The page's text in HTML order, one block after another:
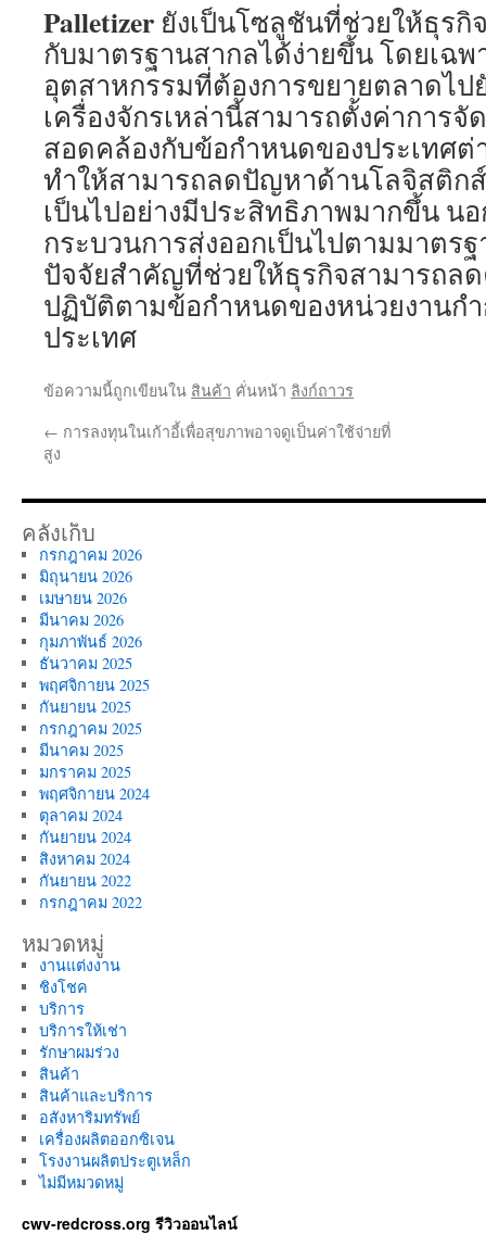
Palletizer ยังเป็นโซลูชันที่ช่วยให้ธุรกิ
กับมาตรฐานสากลได้ง่ายขึ้น โดยเฉ
อุตสาหกรรมที่ต้องการขยายตลาดไป
เครื่องจักรเหล่านี้สามารถตั้งค่าการจั
สอดคล้องกับข้อกำหนดของประเทศต่
ทำให้สามารถลดปัญหาด้านโลจิสติก
เป็นไปอย่างมีประสิทธิภาพมากขึ้น น
กระบวนการส่งออกเป็นไปตามมาตร
ปัจจัยสำคัญที่ช่วยให้ธุรกิจสามารถลด
ปฏิบัติตามข้อกำหนดของหน่วยงานก
ประเทศ
ข้อความนี้ถูกเขียนใน สินค้า คั่นหน้า ลิงก์ถาวร
← การลงทุนในเก้าอี้เพื่อสุขภาพอาจดูเป็นค่าใช้จ่ายที่
สูง
คลังเก็บ
กรกฎาคม 2026
มิถุนายน 2026
เมษายน 2026
มีนาคม 2026
กุมภาพันธ์ 2026
ธันวาคม 2025
พฤศจิกายน 2025
กันยายน 2025
กรกฎาคม 2025
มีนาคม 2025
มกราคม 2025
พฤศจิกายน 2024
ตุลาคม 2024
กันยายน 2024
สิงหาคม 2024
กันยายน 2022
กรกฎาคม 2022
หมวดหมู่
งานแต่งงาน
ชิงโชค
บริการ
บริการให้เช่า
รักษาผมร่วง
สินค้า
สินค้าและบริการ
อสังหาริมทรัพย์
เครื่องผลิตออกซิเจน
โรงงานผลิตประตูเหล็ก
ไม่มีหมวดหมู่
cwv-redcross.org รีวิวออนไลน์